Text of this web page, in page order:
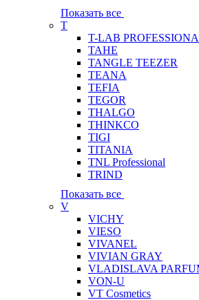
Показать все
T
T-LAB
TAHE
TANGLE TEEZER
TEANA
TEFIA
TEGOR
THALGO
THINKCO
TIGI
TITANIA
TNL Professional
TRIND
Показать все
V
VICHY
VIESO
VIVANEL
VIVIAN GRAY
VLADISLAVA
VON-U
VT Cosmetics